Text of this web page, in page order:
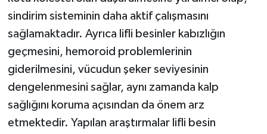
sindirim sisteminin daha aktif çalışmasını
sağlamaktadır. Ayrıca lifli besinler kabızlığın
geçmesini, hemoroid problemlerinin
giderilmesini, vücudun şeker seviyesinin
dengelenmesini sağlar, aynı zamanda kalp
sağlığını koruma açısından da önem arz
etmektedir. Yapılan araştırmalar lifli besin